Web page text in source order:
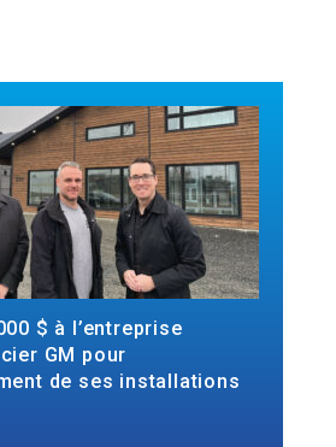
$ à l’entreprise
GM pour
de ses installations